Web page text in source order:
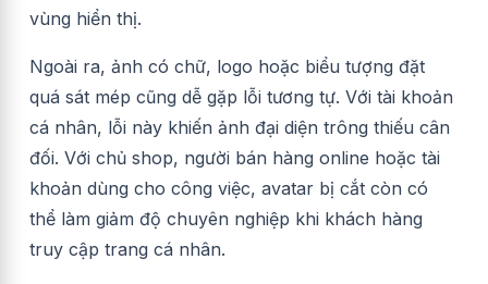
vùng hiển thị.
Ngoài ra, ảnh có chữ, logo hoặc biểu tượng đặt
quá sát mép cũng dễ gặp lỗi tương tự. Với tài khoản
cá nhân, lỗi này khiến ảnh đại diện trông thiếu cân
đối. Với chủ shop, người bán hàng online hoặc tài
khoản dùng cho công việc, avatar bị cắt còn có
thể làm giảm độ chuyên nghiệp khi khách hàng
truy cập trang cá nhân.